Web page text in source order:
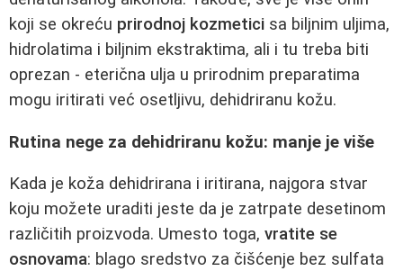
koji se okreću prirodnoj kozmetici sa biljnim uljima,
hidrolatima i biljnim ekstraktima, ali i tu treba biti
oprezan - eterična ulja u prirodnim preparatima
mogu iritirati već osetljivu, dehidriranu kožu.
Rutina nege za dehidriranu kožu: manje je više
Kada je koža dehidrirana i iritirana, najgora stvar
koju možete uraditi jeste da je zatrpate desetinom
različitih proizvoda. Umesto toga, vratite se
osnovama: blago sredstvo za čišćenje bez sulfata